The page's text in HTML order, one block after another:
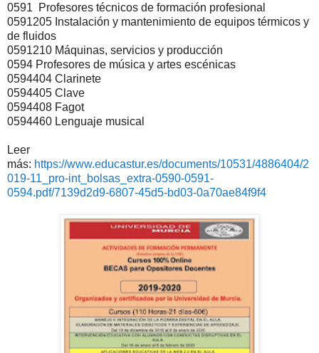
0591 Profesores técnicos de formación profesional
0591205 Instalación y mantenimiento de equipos térmicos y
de fluidos
0591210 Máquinas, servicios y producción
0594 Profesores de música y artes escénicas
0594404 Clarinete
0594405 Clave
0594408 Fagot
0594460 Lenguaje musical
Leer
más: https://www.educastur.es/documents/10531/4886404/2
019-11_pro-int_bolsas_extra-0590-0591-
0594.pdf/7139d2d9-6807-45d5-bd03-0a70ae84f9f4